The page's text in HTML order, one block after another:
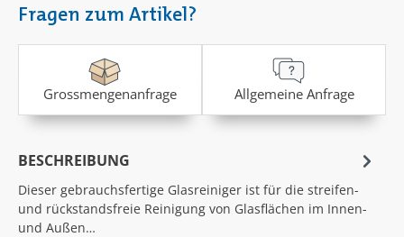
Fragen zum Artikel?
Grossmengenanfrage Allgemeine Anfrage
BESCHREIBUNG
Dieser gebrauchsfertige Glasreiniger ist für die streifen-
und rückstandsfreie Reinigung von Glasflächen im Innen-
und Außen…